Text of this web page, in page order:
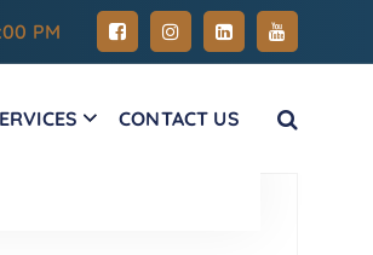
PM
CONTACT US